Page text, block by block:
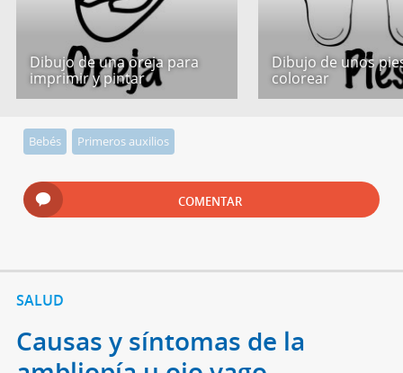
Dibujo de una oreja para
imprimir y pintar
Dibujo de unos
colorear
Bebés Primeros auxilios
COMENTAR
SALUD
Causas y síntomas de la